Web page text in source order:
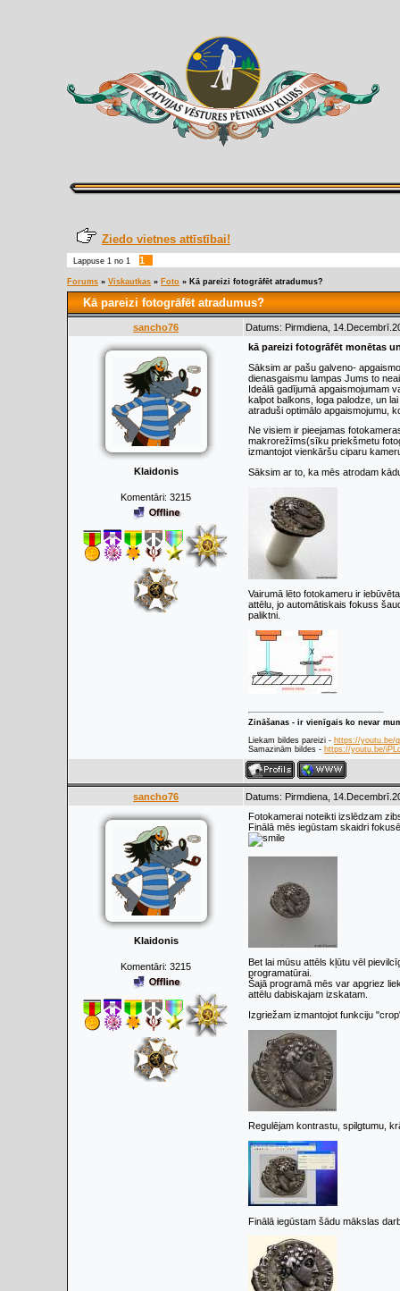
Ziedo vietnes attīstībai!
Lappuse 1 no 1 1
Forums » Viskautkas » Foto » Kā pareizi fotogrāfēt atradumus?
Kā pareizi fotogrāfēt atradumus?
sancho76 Datums: Pirmdiena,
Klaidonis
Komentāri: 3215
kā pareizi fotogrāfēt monētas
Sāksim ar pašu galveno-
dienasgaismu lampas Jums to
Ideālā gadījumā apgaismojumam
kalpot balkons, loga palodze, un
atraduši optimālo apgaismojumu,
Ne visiem ir pieejamas
makrorežīms(sīku priekšmetu
izmantojot vienkāršu ciparu
Sāksim ar to, ka mēs atrodam
Vairumā lēto fotokameru ir
attēlu, jo automātiskais fokuss
paliktni.
Zināšanas - ir vienīgais ko nevar
Liekam bildes pareizi - https://youtu.be/
Samazinām bildes - https://youtu.be/
sancho76 Datums: Pirmdiena,
Klaidonis
Komentāri: 3215
Fotokamerai noteikti izslēdzam
Finālā mēs iegūstam skaidri
Bet lai mūsu attēls kļūtu vēl
programatūrai.
Šajā programā mēs var apgriez
attēlu dabiskajam izskatam.
Izgriežam izmantojot funkciju
Regulējam kontrastu, spilgtumu,
Finālā iegūstam šādu mākslas